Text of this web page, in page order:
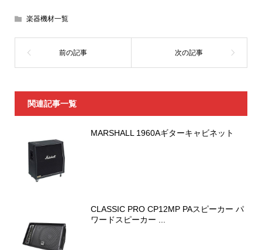
楽器機材一覧
関連記事一覧
MARSHALL 1960Aギターキャビネット
CLASSIC PRO CP12MP PAスピーカー パ
ワードスピーカー ...